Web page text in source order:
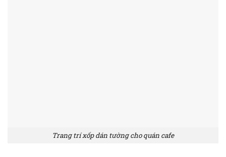
Trang trí xốp dán tường cho quán cafe